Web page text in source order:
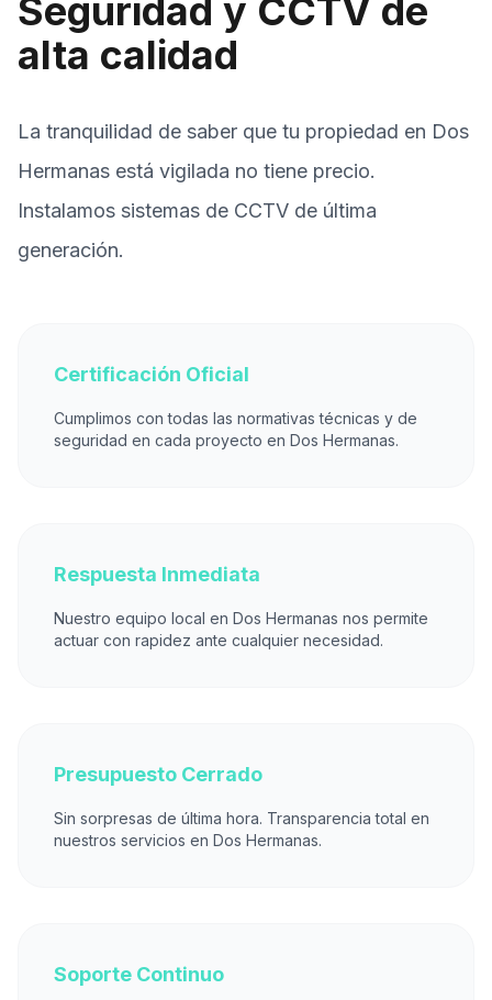
Seguridad y CCTV de
alta calidad
La tranquilidad de saber que tu propiedad en Dos
Hermanas está vigilada no tiene precio.
Instalamos sistemas de CCTV de última
generación.
Certificación Oficial
Cumplimos con todas las normativas técnicas y de
seguridad en cada proyecto en Dos Hermanas.
Respuesta Inmediata
Nuestro equipo local en Dos Hermanas nos permite
actuar con rapidez ante cualquier necesidad.
Presupuesto Cerrado
Sin sorpresas de última hora. Transparencia total en
nuestros servicios en Dos Hermanas.
Soporte Continuo